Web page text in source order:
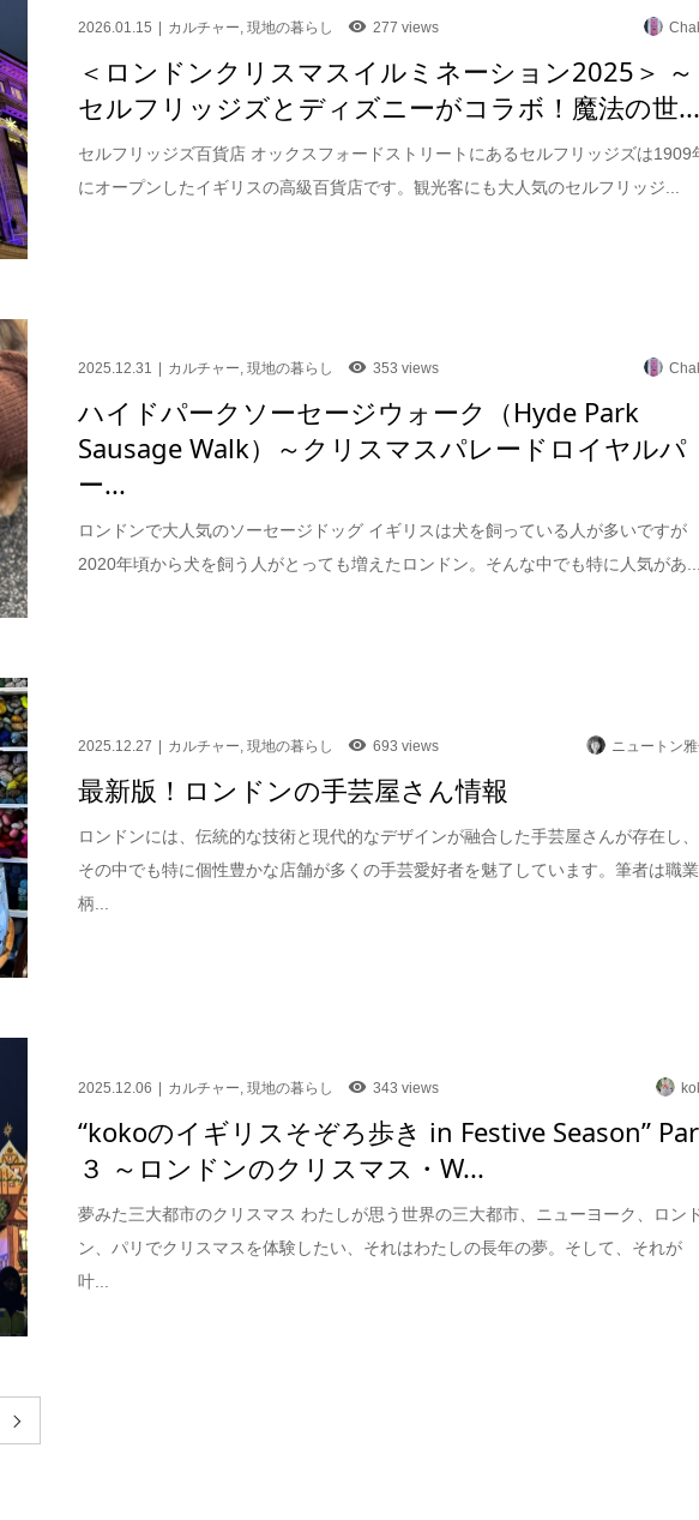
2026.01.15 カルチャー ,現地の暮らし 277 views
＜ロンドンクリスマスイルミネーション2025＞ ～
セルフリッジズとディズニーがコラボ！魔法の世...
セルフリッジズ百貨店 オックスフォードストリートにあるセルフリッジズは1909
にオープンしたイギリスの高級百貨店です。観光客にも大人気のセルフリッジ...
2025.12.31 カルチャー,現地の暮らし 353 views
ハイドパークソーセージウォーク（Hyde Park
Sausage Walk）～クリスマスパレードロイヤルパ
ー...
ロンドンで大人気のソーセージドッグ イギリスは犬を飼っている人が多いですが
2020年頃から犬を飼う人がとっても増えたロンドン。そんな中でも特に人気があ...
2025.12.27 カルチャー,現地の暮らし 693 views ニュートン
最新版！ロンドンの手芸屋さん情報
ロンドンには、伝統的な技術と現代的なデザインが融合した手芸屋さんが存在し、
その中でも特に個性豊かな店舗が多くの手芸愛好者を魅了しています。筆者は職業
柄...
2025.12.06 カルチャー ,現地の暮らし 343 views
“kokoのイギリスそぞろ歩き in Festive Season”
３ ～ロンドンのクリスマス・W...
夢みた三大都市のクリスマス わたしが思う世界の三大都市、ニューヨーク、ロン
ン、パリでクリスマスを体験したい、それはわたしの長年の夢。そして、それが
叶...
